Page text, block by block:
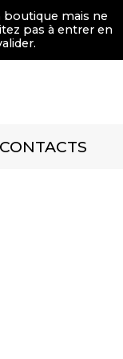
boutique mais ne
pas à entrer en
CONTACTS